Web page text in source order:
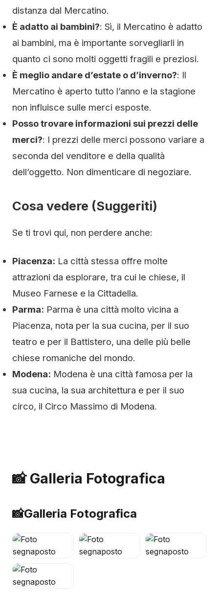
distanza dal Mercatino.
È adatto ai bambini?: Sì, il Mercatino è adatto
ai bambini, ma è importante sorvegliarli in
quanto ci sono molti oggetti fragili e preziosi.
È meglio andare d’estate o d’inverno?: Il
Mercatino è aperto tutto l’anno e la stagione
non influisce sulle merci esposte.
Posso trovare informazioni sui prezzi delle
merci?: I prezzi delle merci possono variare a
seconda del venditore e della qualità
dell’oggetto. Non dimenticare di negoziare.
Cosa vedere (Suggeriti)
Se ti trovi qui, non perdere anche:
Piacenza: La città stessa offre molte
attrazioni da esplorare, tra cui le chiese, il
Museo Farnese e la Cittadella.
Parma: Parma è una città molto vicina a
Piacenza, nota per la sua cucina, per il suo
teatro e per il Battistero, una delle più belle
chiese romaniche del mondo.
Modena: Modena è una città famosa per la
sua cucina, la sua architettura e per il suo
circo, il Circo Massimo di Modena.
📸 Galleria Fotografica
📸Galleria Fotografica